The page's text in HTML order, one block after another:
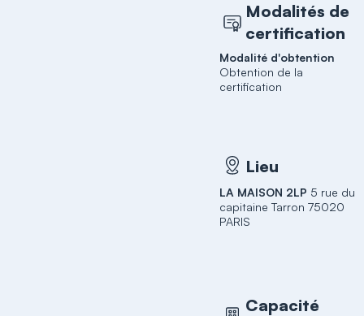
Modalités de
certification
Modalité d'obtention
Obtention de la
certification
Lieu
LA MAISON 2LP 5 rue du
capitaine Tarron 75020
PARIS
Capacité